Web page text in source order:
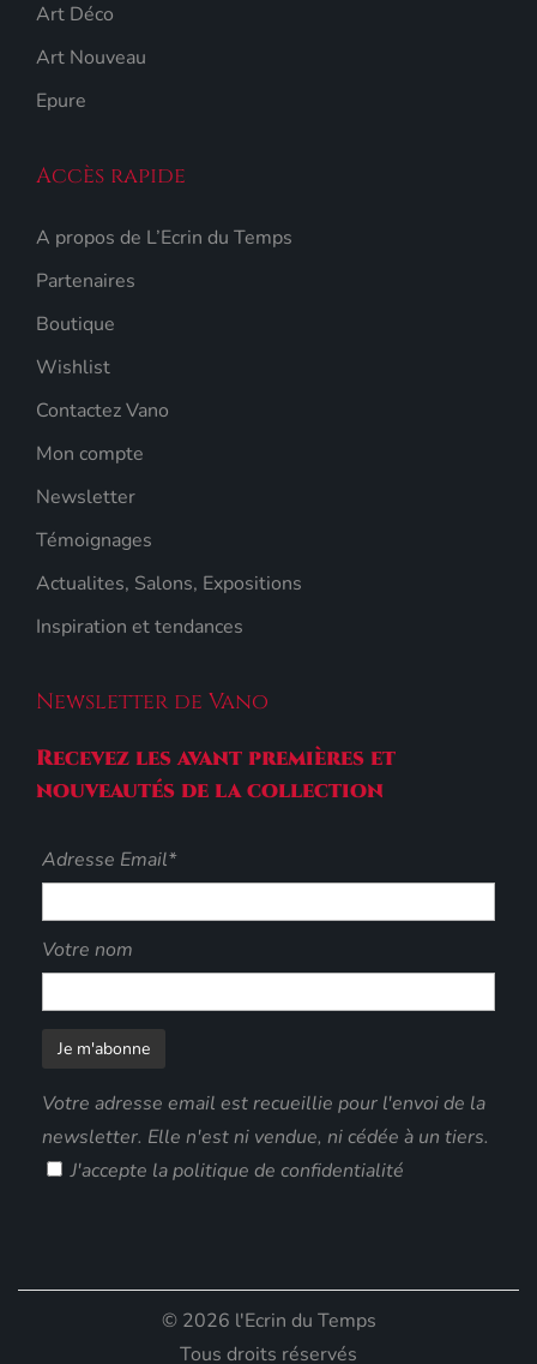
Art Déco
Art Nouveau
Epure
Accès rapide
A propos de L’Ecrin du Temps
Partenaires
Boutique
Wishlist
Contactez Vano
Mon compte
Newsletter
Témoignages
Actualites, Salons, Expositions
Inspiration et tendances
Newsletter de Vano
Recevez les avant premières et
nouveautés de la collection
Adresse Email*
Votre nom
Votre adresse email est recueillie pour l'envoi de la
newsletter. Elle n'est ni vendue, ni cédée à un tiers.
J'accepte la politique de confidentialité
© 2026 l'Ecrin du Temps
Tous droits réservés